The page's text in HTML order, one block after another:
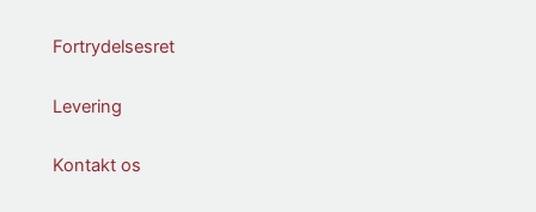
Fortrydelsesret
Levering
Kontakt os